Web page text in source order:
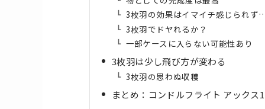
3枚羽の効果はイマイチ感じられず
3枚羽でドヤれるか？
一部ケースに入らない可能性あり
3枚羽は少し飛び方が変わる
3枚羽の思わぬ収穫
まとめ：コンドルフライト アックス